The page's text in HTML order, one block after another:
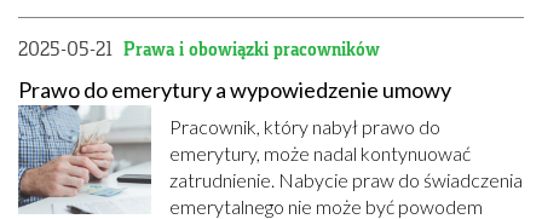
2025-05-21 Prawa i obowiązki pracowników
Prawo do emerytury a wypowiedzenie umowy
Pracownik, który nabył prawo do
emerytury, może nadal kontynuować
zatrudnienie. Nabycie praw do świadczenia
emerytalnego nie może być powodem